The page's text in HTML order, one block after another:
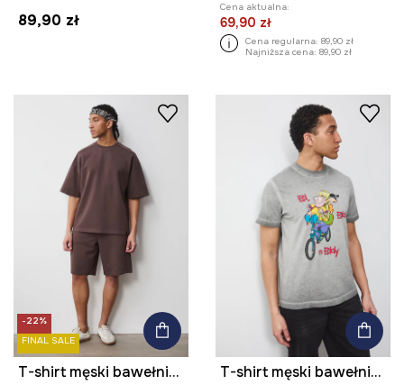
89,90 zł
Cena aktualna:
69,90 zł
Cena regularna: 89,90 zł
Najniższa cena: 89,90 zł
-22%
FINAL SALE
T-shirt męski bawełniany
T-shirt męski bawełniany Ed, Edd i Eddy